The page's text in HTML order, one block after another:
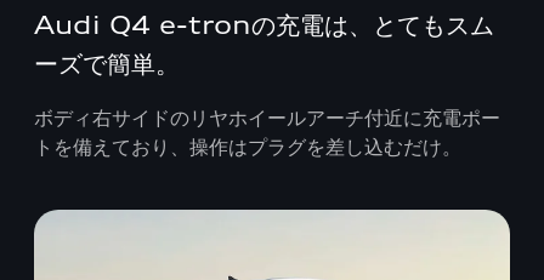
Audi Q4 e-tronの充電は、とてもスム
ーズで簡単。
ボディ右サイドのリヤホイールアーチ付近に充電ポー
トを備えており、操作はプラグを差し込むだけ。